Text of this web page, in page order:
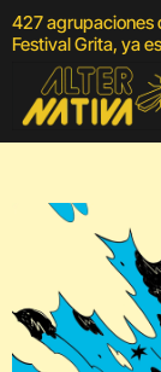
427 agrupaciones
Festival Grita, ya